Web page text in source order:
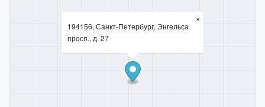
194156, Санкт-Петербург, Энгельса
просп., д. 27
×